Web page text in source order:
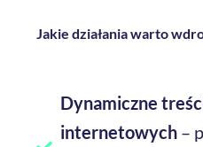
Jakie działania warto
Dynamiczne
internetowych –